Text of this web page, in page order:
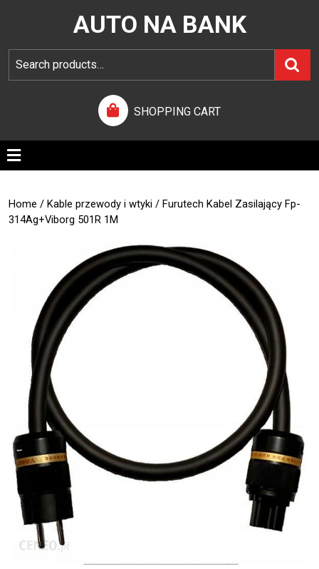
AUTO NA BANK
SHOPPING CART
Home / Kable przewody i wtyki / Furutech Kabel Zasilający Fp-
314Ag+Viborg 501R 1M